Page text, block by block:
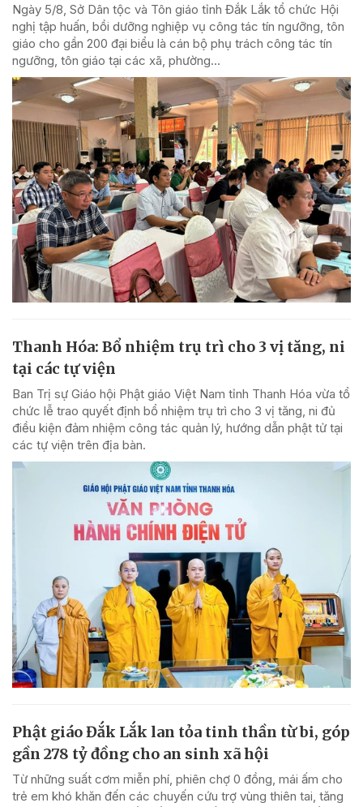
Ngày 5/8, Sở Dân tộc và Tôn giáo tỉnh Đắk Lắk tổ chức Hội
nghị tập huấn, bồi dưỡng nghiệp vụ công tác tín ngưỡng, tôn
giáo cho gần 200 đại biểu là cán bộ phụ trách công tác tín
ngưỡng, tôn giáo tại các xã, phường...
Thanh Hóa: Bổ nhiệm trụ trì cho 3 vị tăng, ni
tại các tự viện
Ban Trị sự Giáo hội Phật giáo Việt Nam tỉnh Thanh Hóa vừa tổ
chức lễ trao quyết định bổ nhiệm trụ trì cho 3 vị tăng, ni đủ
điều kiện đảm nhiệm công tác quản lý, hướng dẫn phật tử tại
các tự viện trên địa bàn.
Phật giáo Đắk Lắk lan tỏa tinh thần từ bi, góp
gần 278 tỷ đồng cho an sinh xã hội
Từ những suất cơm miễn phí, phiên chợ 0 đồng, mái ấm cho
trẻ em khó khăn đến các chuyến cứu trợ vùng thiên tai, tăng